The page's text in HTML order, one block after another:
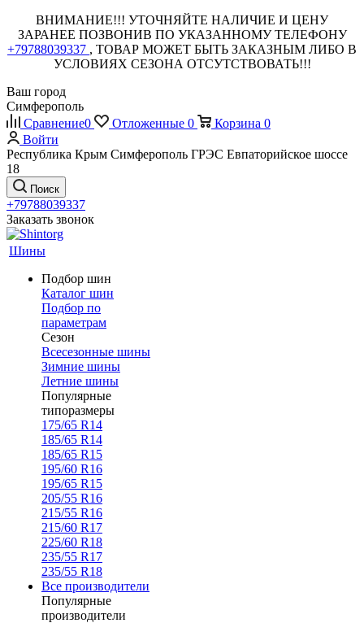
ВНИМАНИЕ!!! УТОЧНЯЙТЕ НАЛИЧИЕ И ЦЕНУ
ЗАРАНЕЕ ПОЗВОНИВ ПО УКАЗАННОМУ ТЕЛЕФОНУ
+79788039337 , ТОВАР МОЖЕТ БЫТЬ ЗАКАЗНЫМ ЛИБО В
УСЛОВИЯХ СЕЗОНА ОТСУТСТВОВАТЬ!!!
Ваш город
Симферополь
Сравнение0 Отложенные 0 Корзина 0
Войти
Республика Крым Симферополь ГРЭС Евпаторийское шоссе
18
Поиск
+79788039337
Заказать звонок
Шины
Подбор шин
Каталог шин
Подбор по
параметрам
Сезон
Всесезонные шины
Зимние шины
Летние шины
Популярные
типоразмеры
175/65 R14
185/65 R14
185/65 R15
195/60 R16
195/65 R15
205/55 R16
215/55 R16
215/60 R17
225/60 R18
235/55 R17
235/55 R18
Все производители
Популярные
производители